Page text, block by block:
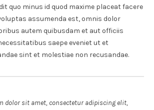
quo minus id quod maxime placeat facere
assumenda est, omnis dolor
autem quibusdam et aut officiis
saepe eveniet ut et
sint et molestiae non recusandae.
dolor sit amet, consectetur adipiscing elit,